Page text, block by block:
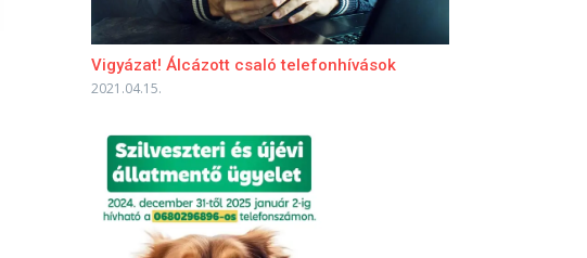
Vigyázat! Álcázott csaló telefonhívások
2021.04.15.